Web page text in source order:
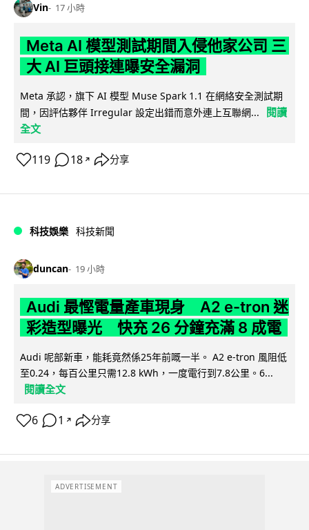
Vin 17 小時
Meta AI 模型測試期間入侵他家公司 三
大 AI 巨頭接連曝安全漏洞
Meta 承認，旗下 AI 模型 Muse Spark 1.1 在網絡安全測試期
間，因評估夥伴 Irregular 設定出錯而意外連上互聯網...
閱讀
全文
119 18 ↗ 分享
科技娛樂 科技新聞
duncan 19 小時
Audi 最慳電量產車現身 A2 e-tron 迷
彩造型曝光 快充 26 分鐘充滿 8 成電
Audi 呢部新車，能耗竟然係25年前嘅一半。 A2 e-tron 風阻低
至0.24，每百公里只需12.8 kWh，一度電行到7.8公里。6...
閱讀全文
6 1 ↗ 分享
ADVERTISEMENT